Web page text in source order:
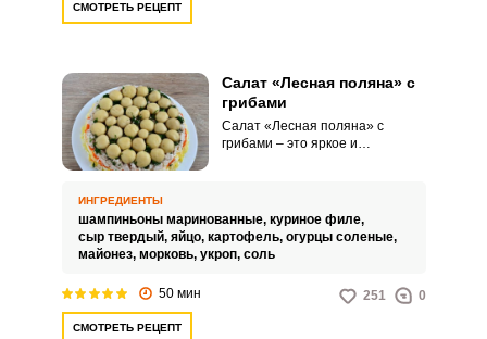
СМОТРЕТЬ РЕЦЕПТ
Салат «Лесная поляна» с
грибами
Салат «Лесная поляна» с
грибами – это яркое и
природы. Такой салат прекрасно
разнообразит ваш стол и станет
идеальным дополнением к
любому застолью.
ИНГРЕДИЕНТЫ
шампиньоны маринованные, куриное филе,
сыр твердый, яйцо, картофель, огурцы соленые,
майонез, морковь, укроп, соль
50 мин 251 0
СМОТРЕТЬ РЕЦЕПТ